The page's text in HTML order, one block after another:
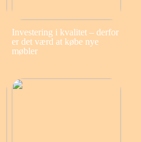
Investering i kvalitet – derfor
er det værd at købe nye
møbler